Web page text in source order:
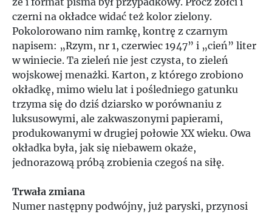
czerni na okładce widać też kolor zielony.
Pokolorowano nim ramkę, kontrę z czarnym
napisem: „Rzym, nr 1, czerwiec 1947” i „cień” liter
w winiecie. Ta zieleń nie jest czysta, to zieleń
wojskowej menażki. Karton, z którego zrobiono
okładkę, mimo wielu lat i pośledniego gatunku
trzyma się do dziś dziarsko w porównaniu z
luksusowymi, ale zakwaszonymi papierami,
produkowanymi w drugiej połowie XX wieku. Owa
okładka była, jak się niebawem okaże,
jednorazową próbą zrobienia czegoś na siłę.
Trwała zmiana
Numer następny podwójny, już paryski, przynosi